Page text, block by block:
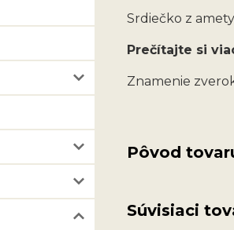
Srdiečko z
Prečítajte si
Znamenie
Pôvod
Súvisiaci